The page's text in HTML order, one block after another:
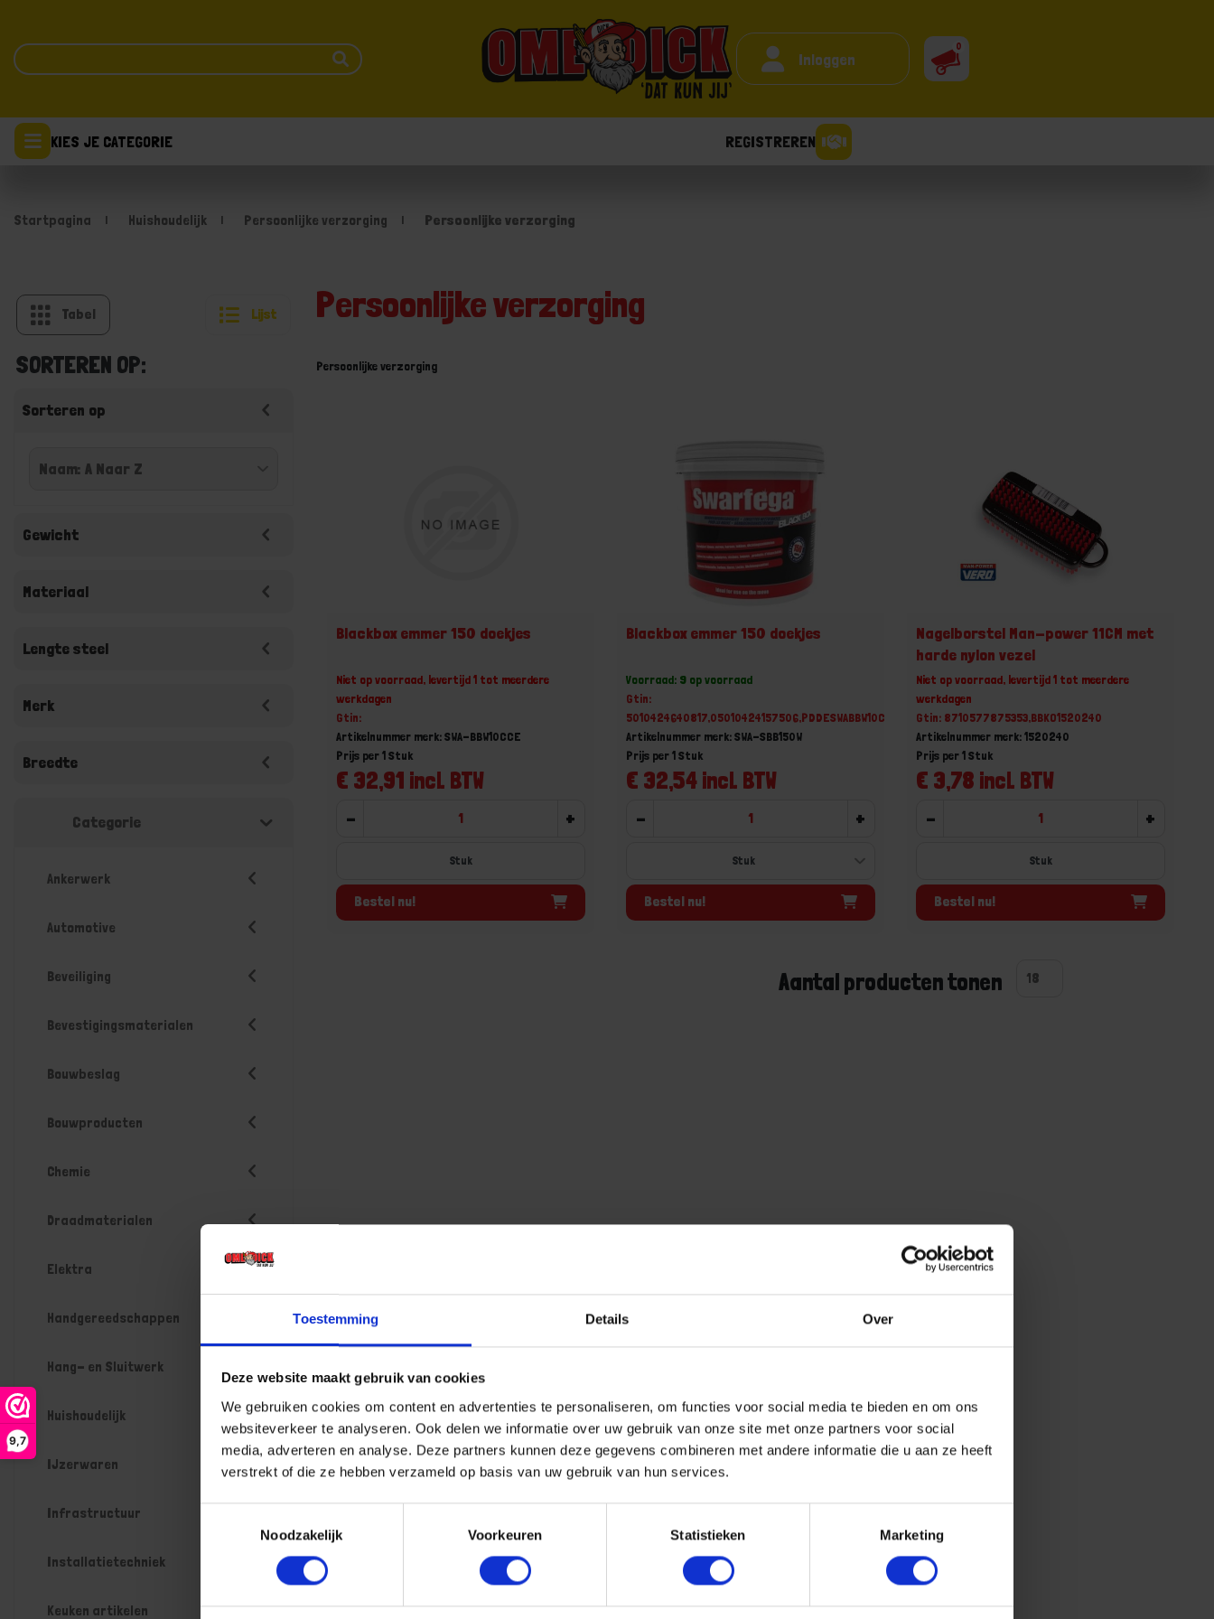
Toestemming Details Over
Deze website maakt gebruik van cookies
We gebruiken cookies om content en advertenties te personaliseren, om functies voor social media te bieden en om ons
websiteverkeer te analyseren. Ook delen we informatie over uw gebruik van onze site met onze partners voor social
media, adverteren en analyse. Deze partners kunnen deze gegevens combineren met andere informatie die u aan ze heeft
verstrekt of die ze hebben verzameld op basis van uw gebruik van hun services.
Noodzakelijk
Voorkeuren Statistieken Marketing
9,7
Inloggen
0
KIES JE CATEGORIE REGISTREREN
Startpagina Huishoudelijk Persoonlijke verzorging Persoonlijke verzorging
Tabel Lijst
SORTEREN OP:
Sorteren op
Gewicht
Materiaal
Lengte steel
Merk
Breedte
Categorie
Ankerwerk
Automotive
Beveiliging
Bevestigingsmaterialen
Bouwbeslag
Bouwproducten
Chemie
Draadmaterialen
Elektra
Handgereedschappen
Hang- en Sluitwerk
Huishoudelijk
IJzerwaren
Infrastructuur
Installatietechniek
Keuken artikelen
Persoonlijke verzorging
Persoonlijke verzorging
Blackbox emmer 150 doekjes
Niet op voorraad, levertijd 1 tot meerdere
werkdagen
Gtin:
Artikelnummer merk: SWA-BBW10CCE
€ 32,91 incl. BTW
Prijs per 1 Stuk
- +
Stuk
Bestel nu!
Blackbox emmer 150 doekjes
Voorraad: 9 op voorraad
Gtin:
5010424640817,05010424157506,PDDESWABBW10CCE
Artikelnummer merk: SWA-SBB150W
€ 32,54 incl. BTW
Prijs per 1 Stuk
- +
Bestel nu!
Nagelborstel Man-power 11CM met
harde nylon vezel
Niet op voorraad, levertijd 1 tot meerdere
werkdagen
Gtin: 8710577875353,BBKO1520240
Artikelnummer merk: 1520240
€ 3,78 incl. BTW
Prijs per 1 Stuk
- +
Stuk
Bestel nu!
Aantal producten tonen